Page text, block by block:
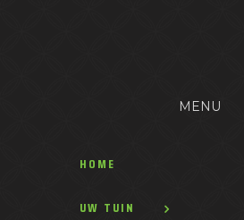
MENU
HOME
UW TUIN